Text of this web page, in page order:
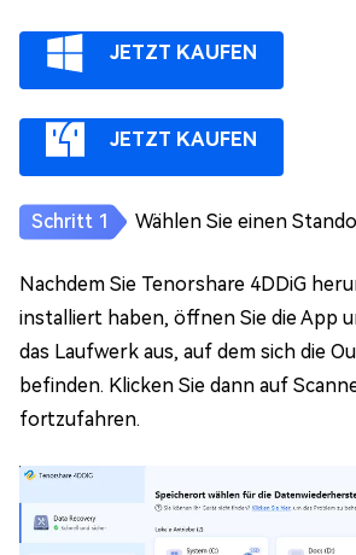
JETZT KAUFEN
JETZT KAUFEN
Wählen Sie einen
Nachdem Sie Tenorshare 4DDiG
installiert haben, öffnen Sie die App
das Laufwerk aus, auf dem sich die
befinden. Klicken Sie dann auf
fortzufahren.